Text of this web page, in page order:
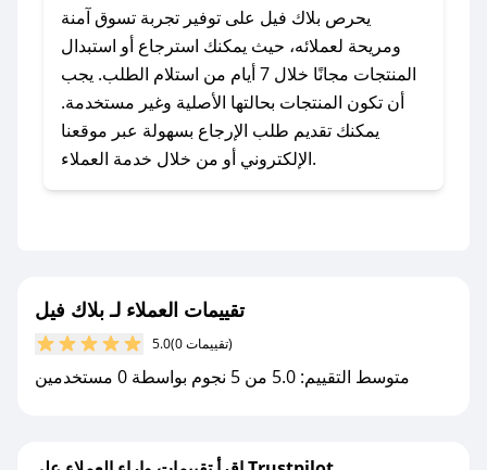
### كيف تحصل على كوبونات خصم حصرية من
بلاك فيل؟
للحصول على كوبونات وخصومات حصرية، قم بما
يلي:
- اضغط على أيقونة متابعة لمتجر بلاك فيل في
تطبيق صحصح.
مع صحصح، تسوق بذكاء ووفّر على كل مشترياتك مع
يحرص بلاك فيل على توفير تجربة تسوق آمنة
ومريحة لعملائه، حيث يمكنك استرجاع أو استبدال
المنتجات مجانًا خلال 7 أيام من استلام الطلب. يجب
أن تكون المنتجات بحالتها الأصلية وغير مستخدمة.
يمكنك تقديم طلب الإرجاع بسهولة عبر موقعنا
الإلكتروني أو من خلال خدمة العملاء.
تقييمات العملاء لـ بلاك فيل
5.0 (0 تقييمات)
متوسط التقييم: 5.0 من 5 نجوم بواسطة 0 مستخدمين